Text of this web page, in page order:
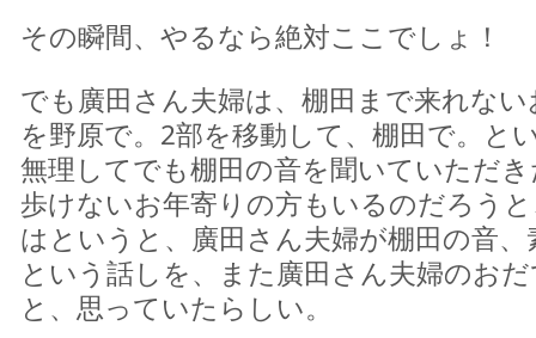
その瞬間、やるなら絶対ここでしょ！
でも廣田さん夫婦は、棚田まで来れな
を野原で。2部を移動して、棚田で。と
無理してでも棚田の音を聞いていただ
歩けないお年寄りの方もいるのだろう
はというと、廣田さん夫婦が棚田の音
という話しを、また廣田さん夫婦のお
と、思っていたらしい。